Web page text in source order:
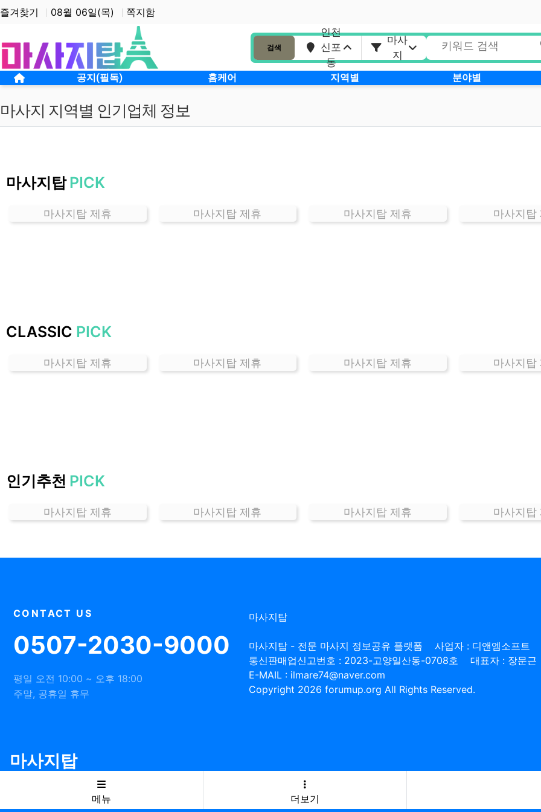
상단 네비
즐겨찾기 08월 06일(목) 쪽지함
검색
인천
신포
동
마사
지
메인 메뉴 공지(필독) 홈케어 지역별 분야별
홈으로
마사지 지역별 인기업체 정보
신
가
격
천
마사지탑 PICK
마사지탑 제휴 마사지탑 제휴 마사지탑 제휴 마사지탑
CLASSIC PICK
마사지탑 제휴 마사지탑 제휴 마사지탑 제휴 마사지탑
인기추천 PICK
마사지탑 제휴 마사지탑 제휴 마사지탑 제휴 마사지탑
CONTACT US
0507-2030-9000
평일 오전 10:00 ~ 오후 18:00
주말, 공휴일 휴무
마사지탑
마사지탑 - 전문 마사지 정보공유 플랫폼
사업자 : 디앤엠소프트
통신판매업신고번호 : 2023-고양일산동-0708호
대표자 : 장문근
E-MAIL : ilmare74@naver.com
Copyright 2026 forumup.org All Rights Reserved.
마사지탑
메뉴
더보기